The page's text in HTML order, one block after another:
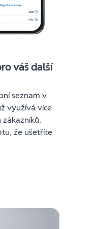
váš další
seznam v
využívá více
že ušetříte